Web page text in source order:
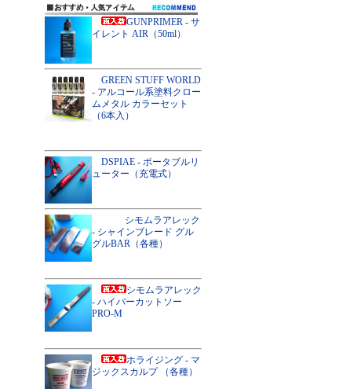
GUNPRIMER - サ
イレント AIR（50ml）
GREEN STUFF WORLD
- アルコール系塗料クロー
ムメタル カラーセット
（6本入）
DSPIAE - ポータブルリ
ューター（充電式）
シモムラアレック
- シャインブレード グル
グルBAR（各種）
シモムラアレック
- ハイパーカットソー
PRO-M
ホライジング - マ
ジックスカルプ （各種）